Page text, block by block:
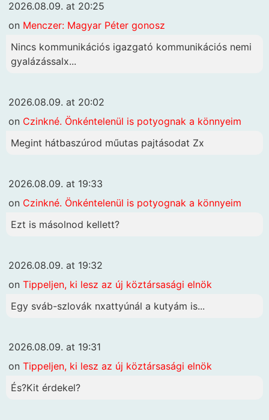
2026.08.09. at 20:25
on Menczer: Magyar Péter gonosz
Nincs kommunikációs igazgató kommunikációs nemi
gyalázássalx...
2026.08.09. at 20:02
on Czinkné. Önkéntelenül is potyognak a könnyeim
Megint hátbaszúrod műutas pajtásodat Zx
2026.08.09. at 19:33
on Czinkné. Önkéntelenül is potyognak a könnyeim
Ezt is másolnod kellett?
2026.08.09. at 19:32
on Tippeljen, ki lesz az új köztársasági elnök
Egy sváb-szlovák nxattyúnál a kutyám is...
2026.08.09. at 19:31
on Tippeljen, ki lesz az új köztársasági elnök
És?Kit érdekel?